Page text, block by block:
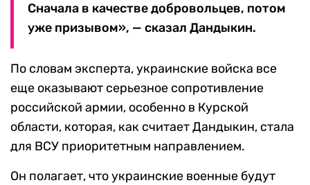
Сначала в качестве добровольцев, потом
уже призывом», — сказал Дандыкин.
По словам эксперта, украинские войска все
еще оказывают серьезное сопротивление
российской армии, особенно в Курской
области, которая, как считает Дандыкин, стала
для ВСУ приоритетным направлением.
Он полагает, что украинские военные будут